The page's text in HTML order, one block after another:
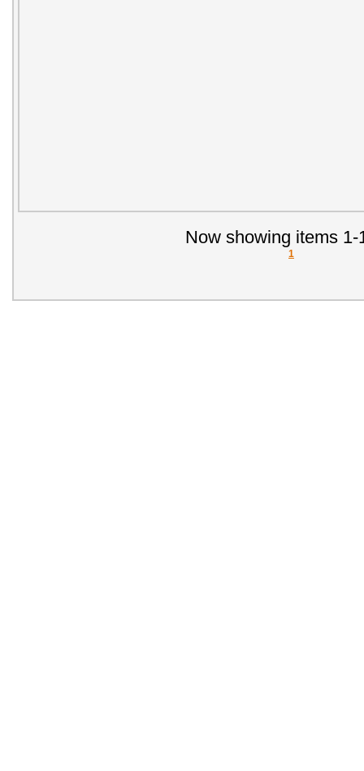
Now showing items 1-
1